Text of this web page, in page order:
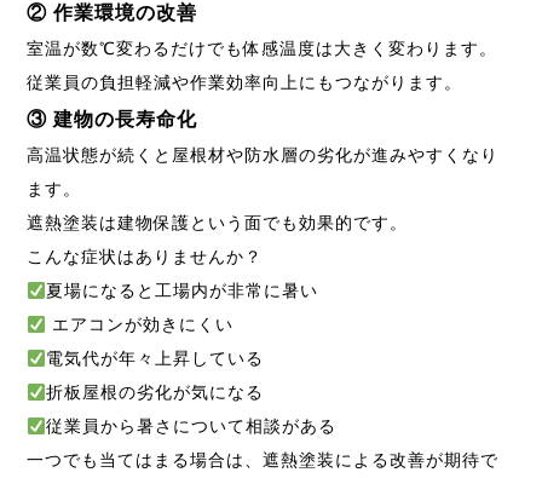
② 作業環境の改善
室温が数℃変わるだけでも体感温度は大きく変わります。
従業員の負担軽減や作業効率向上にもつながります。
③ 建物の長寿命化
高温状態が続くと屋根材や防水層の劣化が進みやすくなり
ます。
遮熱塗装は建物保護という面でも効果的です。
こんな症状はありませんか？
夏場になると工場内が非常に暑い
エアコンが効きにくい
電気代が年々上昇している
折板屋根の劣化が気になる
従業員から暑さについて相談がある
一つでも当てはまる場合は、遮熱塗装による改善が期待で